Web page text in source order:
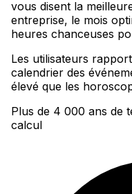
vous disent la
entreprise, le mois
heures chanceuses
Les utilisateurs
calendrier des
élevé que les
Plus de 4 000 ans de
calcul